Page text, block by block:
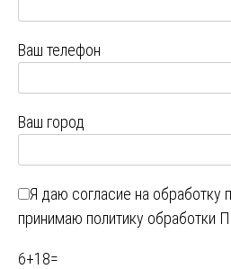
Ваш телефон
Ваш город
Я даю согласие на обработку
принимаю политику обработки
6+18=